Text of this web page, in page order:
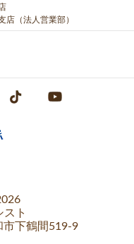
店（法人営業部）
スト
市下鶴間519-9